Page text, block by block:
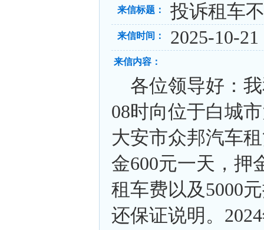
来信标题： 投诉租车
来信时间： 2025-10-21
来信内容：
各位领导好：我
08时向位于白城
大安市众邦汽车
金600元一天，押
租车费以及5000
还保证说明。